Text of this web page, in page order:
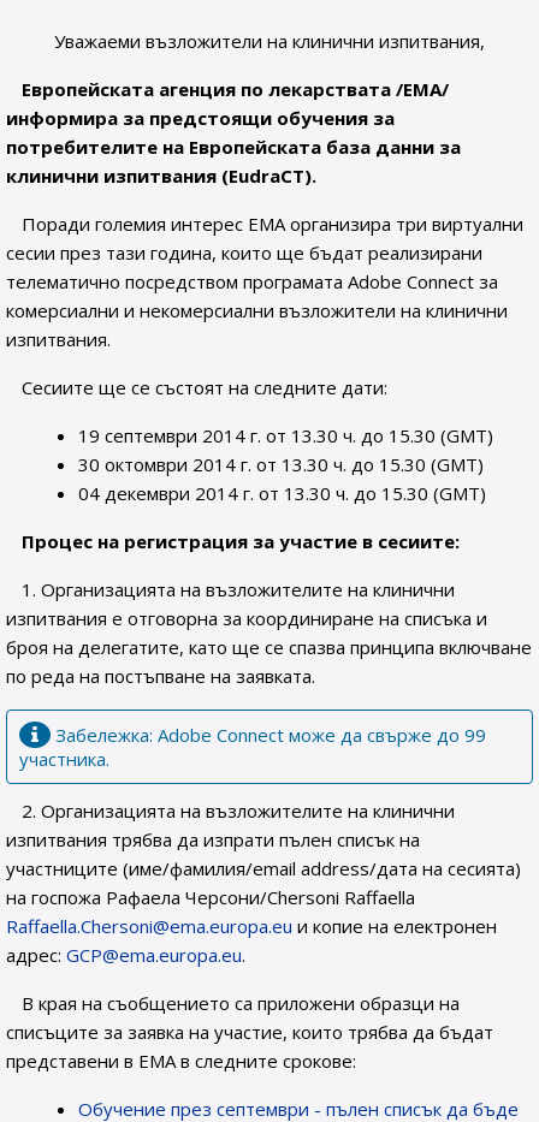
Уважаеми възложители на клинични изпитвания,
Eвропейската агенция по лекарствата /ЕМА/
информира за предстоящи обучения за
потребителите на Европейската база данни за
клинични изпитвания (EudraCT).
Поради големия интерес ЕМА организира три виртуални
сесии през тази година, които ще бъдат реализирани
телематично посредством програмата Adobe Connect за
комерсиални и некомерсиални възложители на клинични
изпитвания.
Сесиите ще се състоят на следните дати:
19 септември 2014 г. от 13.30 ч. до 15.30 (GMT)
30 октомври 2014 г. от 13.30 ч. до 15.30 (GMT)
04 декември 2014 г. от 13.30 ч. до 15.30 (GMT)
Процес на регистрация за участие в сесиите:
1. Организацията на възложителите на клинични
изпитвания е отговорна за координиране на списъка и
броя на делегатите, като ще се спазва принципа включване
по реда на постъпване на заявката.
Забележка: Adobe Connect може да свърже до 99
участника.
2. Организацията на възложителите на клинични
изпитвания трябва да изпрати пълен списък на
участниците (име/фамилия/email address/дата на сесията)
на госпожа Рафаела Черсони/Chersoni Raffaella
Raffaella.Chersoni@ema.europa.eu и копие на електронен
адрес: GCP@ema.europa.eu.
В края на съобщението са приложени образци на
списъците за заявка на участие, които трябва да бъдат
представени в ЕМА в следните срокове:
Обучение през септември - пълен списък да бъде